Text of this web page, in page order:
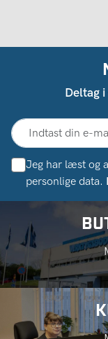
Deltag
Jeg har læst og
personlige data.